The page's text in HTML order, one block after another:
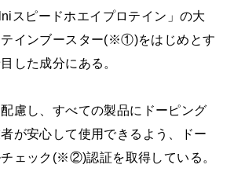
スピードホエイプロテイン」の大
テインブースター(※①)をはじめとす
した成分にある。
慮し、すべての製品にドーピング
が安心して使用できるよう、ドー
ェック(※②)認証を取得している。